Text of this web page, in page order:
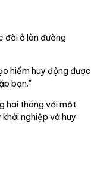
đời ở làn đường
hiểm huy động được
bạn."
hai tháng với một
nghiệp và huy